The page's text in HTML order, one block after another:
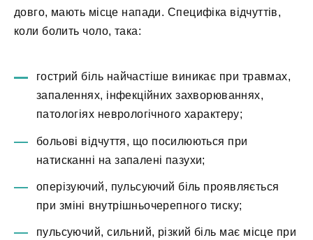
довго, мають місце напади. Специфіка відчуттів,
коли болить чоло, така:
гострий біль найчастіше виникає при травмах,
запаленнях, інфекційних захворюваннях,
патологіях неврологічного характеру;
больові відчуття, що посилюються при
натисканні на запалені пазухи;
оперізуючий, пульсуючий біль проявляється
при зміні внутрішньочерепного тиску;
пульсуючий, сильний, різкий біль має місце при